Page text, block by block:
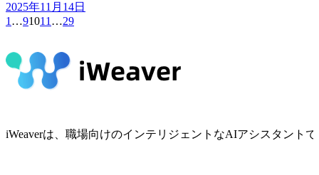
2025年11月14日
1 …91011 …29
iWeaverは、職場向けのインテリジェントなAIアシスタント